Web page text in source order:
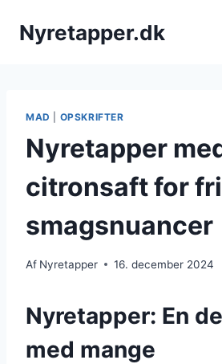
Nyretapper.dk
MAD OPSKRIFTER
Nyretapper
citronsaft for
smagsnuancer
Af Nyretapper 16. december 2024
Nyretapper: En
med mange